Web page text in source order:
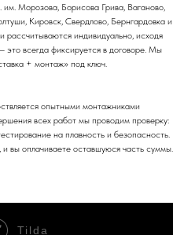
им. Морозова, Борисова Грива, Ваганово,
Кировск, Свердлово, Бернгардовка и
рассчитываются индивидуально, исходя
это всегда фиксируется в договоре. Мы
+ монтаж» под ключ.
опытными монтажниками
всех работ мы проводим проверку:
на плавность и безопасность.
вы оплачиваете оставшуюся часть суммы.
Tilda